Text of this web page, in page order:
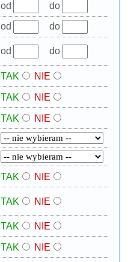
od do
od
do
od do
TAK
NIE
TAK
NIE
TAK
NIE
TAK
NIE
TAK NIE
TAK
NIE
TAK
NIE